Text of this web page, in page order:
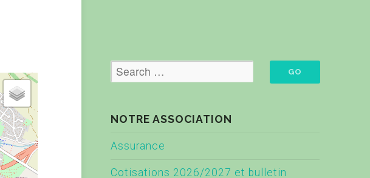
NOTRE ASSOCIATION
Assurance
Cotisations 2026/2027 et bulletin